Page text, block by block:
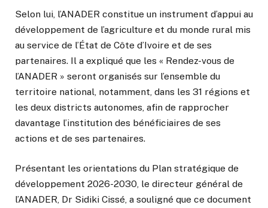
Selon lui, l’ANADER constitue un instrument d’appui au
développement de l’agriculture et du monde rural mis
au service de l’État de Côte d’Ivoire et de ses
partenaires. Il a expliqué que les « Rendez-vous de
l’ANADER » seront organisés sur l’ensemble du
territoire national, notamment, dans les 31 régions et
les deux districts autonomes, afin de rapprocher
davantage l’institution des bénéficiaires de ses
actions et de ses partenaires.
Présentant les orientations du Plan stratégique de
développement 2026-2030, le directeur général de
l’ANADER, Dr Sidiki Cissé, a souligné que ce document